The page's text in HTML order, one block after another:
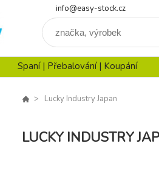
info@easy-stock.cz
Spaní | Přebalování | Koupání
Lucky Industry Japan
LUCKY INDUSTRY